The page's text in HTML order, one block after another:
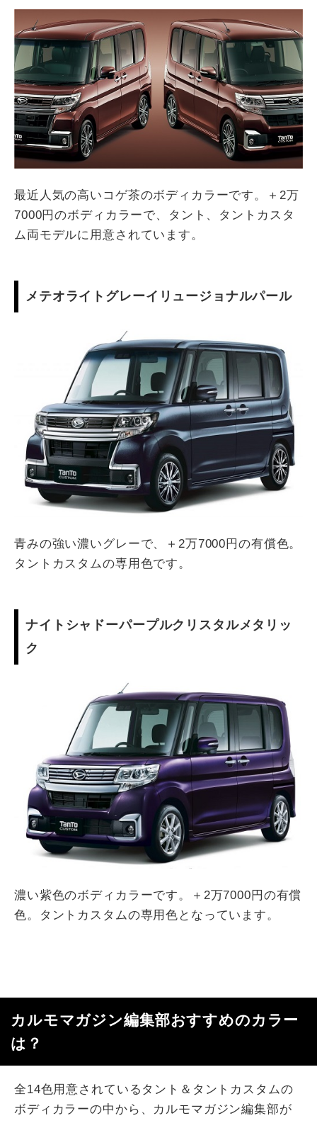
最近人気の高いコゲ茶のボディカラーです。＋2万
7000円のボディカラーで、タント、タントカスタ
ム両モデルに用意されています。
メテオライトグレーイリュージョナルパール
青みの強い濃いグレーで、＋2万7000円の有償色。
タントカスタムの専用色です。
ナイトシャドーパープルクリスタルメタリッ
ク
濃い紫色のボディカラーです。＋2万7000円の有償
色。タントカスタムの専用色となっています。
カルモマガジン編集部おすすめのカラー
は？
全14色用意されているタント＆タントカスタムの
ボディカラーの中から、カルモマガジン編集部が